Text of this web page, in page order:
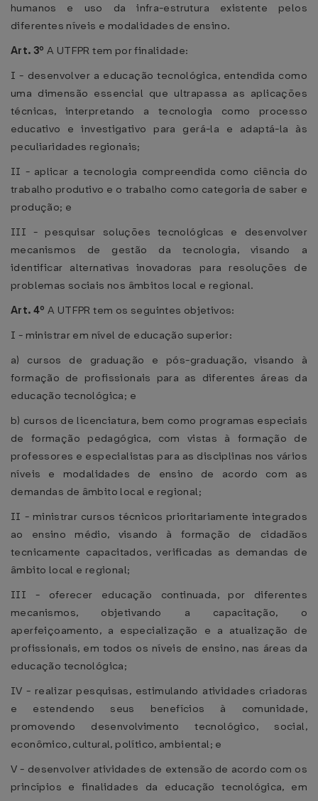
humanos e uso da infra-estrutura existente pelos
diferentes níveis e modalidades de ensino.
Art. 3ºA UTFPR tem por finalidade:
I - desenvolver a educação tecnológica, entendida como
uma dimensão essencial que ultrapassa as aplicações
técnicas, interpretando a tecnologia como processo
educativo e investigativo para gerá-la e adaptá-la às
peculiaridades regionais;
II - aplicar a tecnologia compreendida como ciência do
trabalho produtivo e o trabalho como categoria de saber e
produção; e
III - pesquisar soluções tecnológicas e desenvolver
mecanismos de gestão da tecnologia, visando a
identificar alternativas inovadoras para resoluções de
problemas sociais nos âmbitos local e regional.
Art. 4ºA UTFPR tem os seguintes objetivos:
I - ministrar em nível de educação superior:
a) cursos de graduação e pós-graduação, visando à
formação de profissionais para as diferentes áreas da
educação tecnológica; e
b) cursos de licenciatura, bem como programas especiais
de formação pedagógica, com vistas à formação de
professores e especialistas para as disciplinas nos vários
níveis e modalidades de ensino de acordo com as
demandas de âmbito local e regional;
II - ministrar cursos técnicos prioritariamente integrados
ao ensino médio, visando à formação de cidadãos
tecnicamente capacitados, verificadas as demandas de
âmbito local e regional;
III - oferecer educação continuada, por diferentes
mecanismos, objetivando a capacitação, o
aperfeiçoamento, a especialização e a atualização de
profissionais, em todos os níveis de ensino, nas áreas da
educação tecnológica;
IV - realizar pesquisas, estimulando atividades criadoras
e estendendo seus benefícios à comunidade,
promovendo desenvolvimento tecnológico, social,
econômico, cultural, político, ambiental; e
V - desenvolver atividades de extensão de acordo com os
princípios e finalidades da educação tecnológica, em